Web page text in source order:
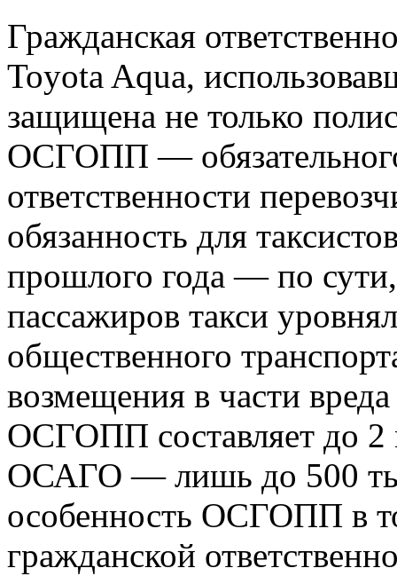
Гражданская
Toyota Aqua,
защищена не только
ОСГОПП —
ответственности
обязанность для
прошлого года — по
пассажиров такси
общественного
возмещения в части
ОСГОПП составляет до 2
ОСАГО — лишь до 500
особенность ОСГОПП в
гражданской